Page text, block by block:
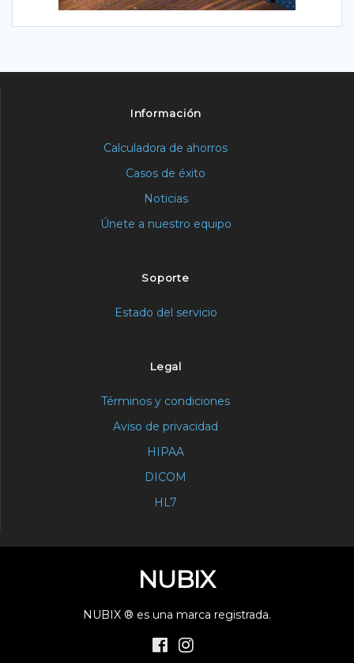
Información
Calculadora de ahorros
Casos de éxito
Noticias
Únete a nuestro equipo
Soporte
Estado del servicio
Legal
Términos y condiciones
Aviso de privacidad
HIPAA
DICOM
HL7
NUBIX
NUBIX ® es una marca registrada.